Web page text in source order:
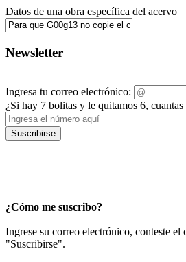
Datos de una obra específica del acervo
Newsletter
Ingresa tu correo electrónico:
¿Si hay 7 bolitas y le quitamos 6, cuantas
Suscribirse
¿Cómo me suscribo?
Ingrese su correo electrónico, conteste el
"Suscribirse".